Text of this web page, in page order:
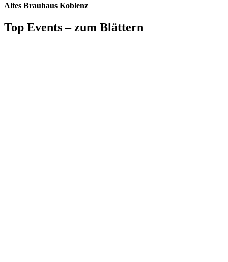
Altes Brauhaus Koblenz
Top Events – zum Blättern